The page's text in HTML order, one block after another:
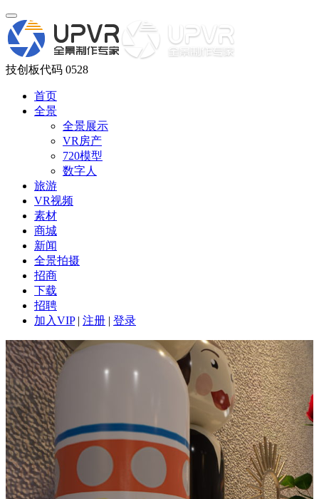
技创板代码 0528
首页
全景
全景展示
VR房产
720模型
数字人
旅游
VR视频
素材
商城
新闻
全景拍摄
招商
下载
招聘
加入VIP | 注册 | 登录